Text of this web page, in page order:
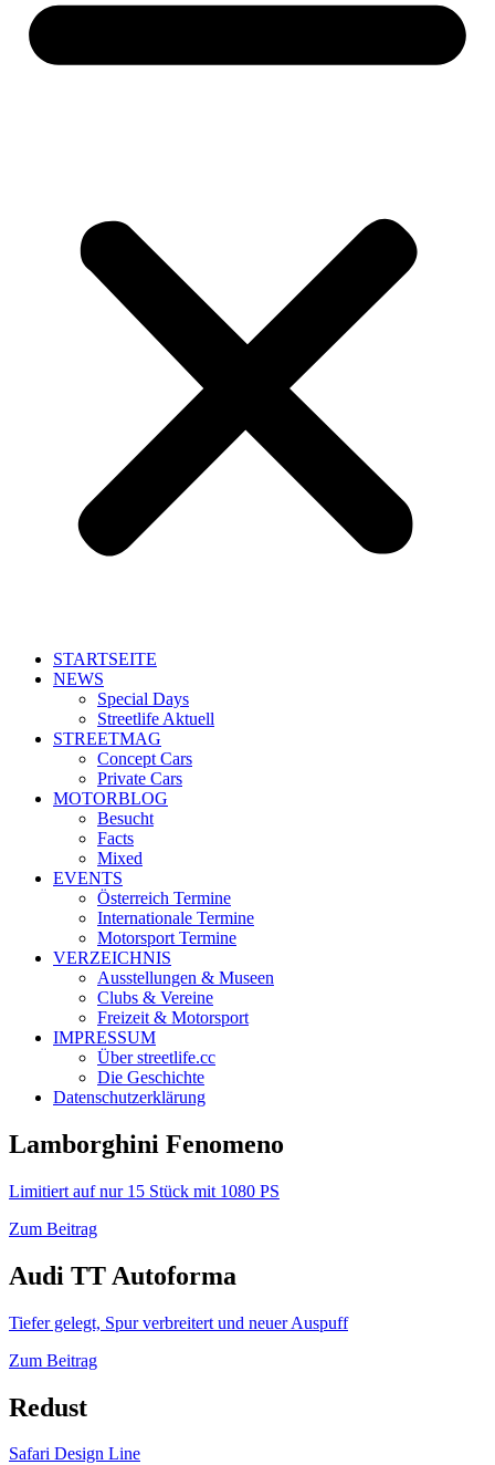
STARTSEITE
NEWS
Special Days
Streetlife Aktuell
STREETMAG
Concept Cars
Private Cars
MOTORBLOG
Besucht
Facts
Mixed
EVENTS
Österreich Termine
Internationale Termine
Motorsport Termine
VERZEICHNIS
Ausstellungen & Museen
Clubs & Vereine
Freizeit & Motorsport
IMPRESSUM
Über streetlife.cc
Die Geschichte
Datenschutzerklärung
Lamborghini Fenomeno
Limitiert auf nur 15 Stück mit 1080 PS
Zum Beitrag
Audi TT Autoforma
Tiefer gelegt, Spur verbreitert und neuer Auspuff
Zum Beitrag
Redust
Safari Design Line